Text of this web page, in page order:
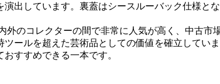
出しています。裏蓋はシースルーバック仕様と
のコレクターの間で非常に人気が高く、中古
ールを超えた芸術品としての価値を確立してい
すすめできる一本です。